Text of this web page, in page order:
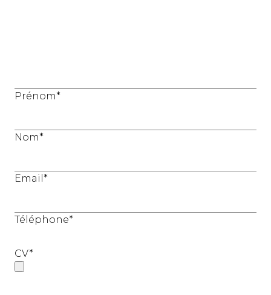
Prénom*
Nom*
Email*
Téléphone*
CV*